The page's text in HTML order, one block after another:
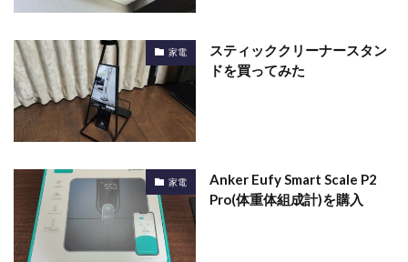
家電
スティッククリーナースタン
ドを買ってみた
家電
Anker Eufy Smart Scale P2
Pro(体重体組成計)を購入